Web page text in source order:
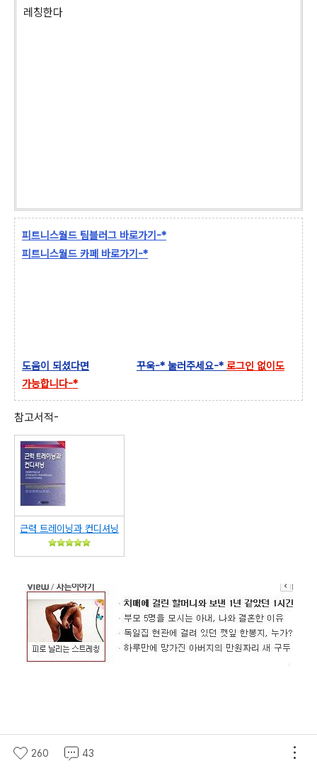
레칭한다
피트니스월드 팀블러그 바로가기-*
피트니스월드 카페 바로가기-*
도움이 되셨다면 꾸욱-* 눌러주세요-* 로그인 없이도
가능합니다-*
참고서적-
근력 트레이닝과 컨디셔닝
260 43